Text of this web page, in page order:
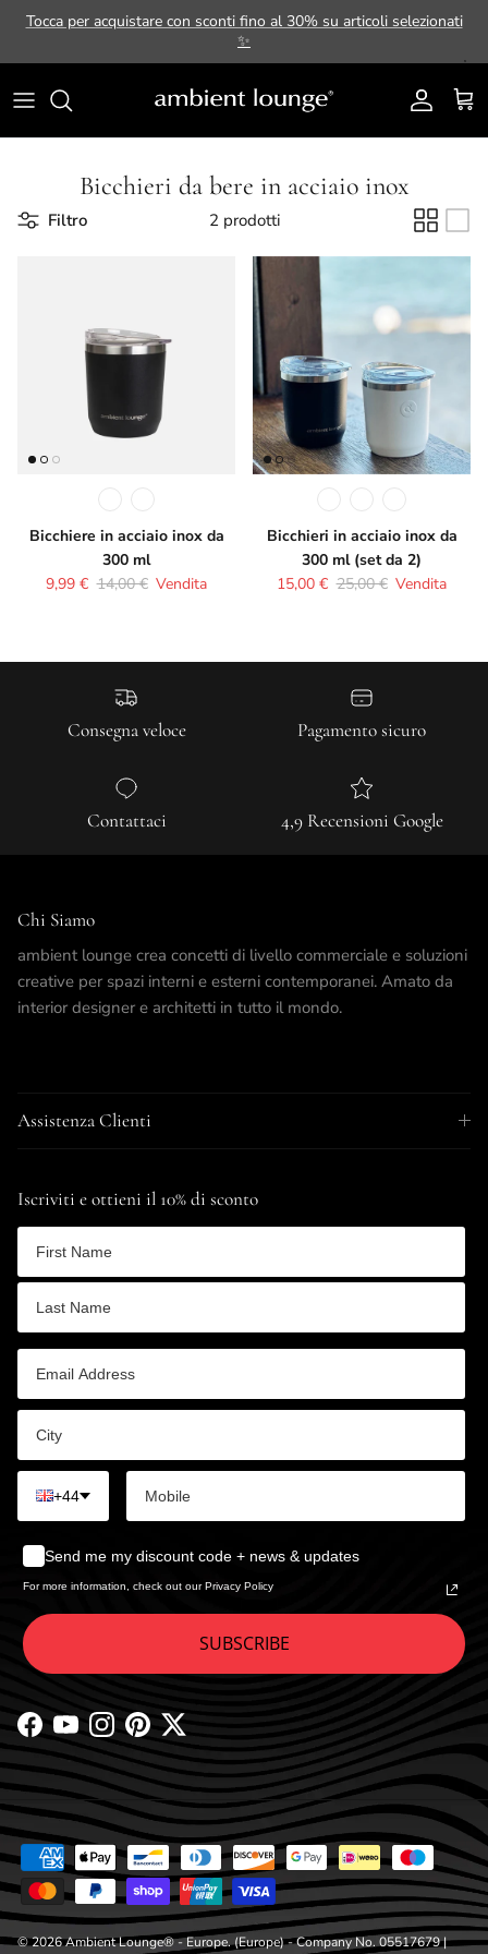
Passa ai contenuti
Tocca per acquistare con sconti fino al 30% su articoli selezionati
✨
Account
Bicchieri da bere in acciaio inox
Filtro 2 prodotti
Bicchiere in acciaio inox da
300 ml
Prezzo di vendita
9,99 € Prezzo normale
14,00 € Vendita
Bicchieri in acciaio inox da
300 ml (set da 2)
Prezzo di vendita
15,00 € Prezzo normale
25,00 € Vendita
Consegna veloce Pagamento sicuro
Contattaci 4,9 Recensioni Google
Chi Siamo
ambient lounge crea concetti di livello commerciale e soluzioni
creative per spazi interni e esterni contemporanei. Amato da
interior designer e architetti in tutto il mondo.
Assistenza Clienti
Iscriviti e ottieni il 10% di sconto
+44
Send me my discount code + news & updates
For more information, check out our Privacy Policy
SUBSCRIBE
Facebook
YouTubeInstagram
PinterestTwitter
© 2026Ambient Lounge® - Europe. (Europe) - Company No. 05517679 |